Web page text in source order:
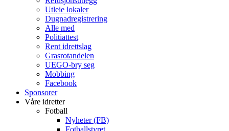
Utleie lokaler
Dugnadregistrering
Alle med
Politiattest
Rent idrettslag
Grasrotandelen
UEGO-bry seg
Mobbing
Facebook
Sponsorer
Våre idretter
Fotball
Nyheter (FB)
Fotballstyret